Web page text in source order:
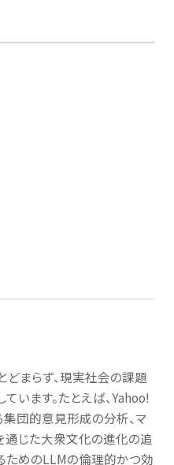
まらず、現実社会の課題
います。たとえば、Yahoo!
団的意見形成の分析、マ
通じた大衆文化の進化の追
ためのLLMの倫理的かつ効